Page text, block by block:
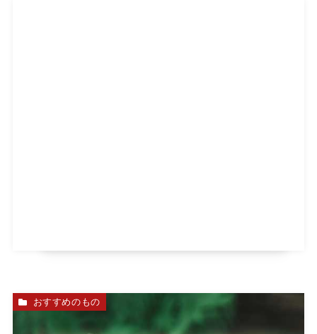
おすすめのもの